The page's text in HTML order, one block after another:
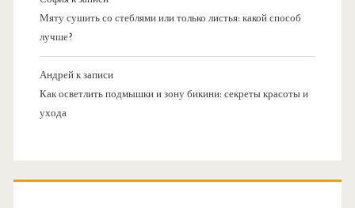
Мяту сушить со стеблями или только листья: какой способ
лучше?
Андрейк записи
Как осветлить подмышки и зону бикини: секреты красоты и
ухода